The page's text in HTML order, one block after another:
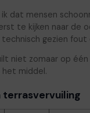
dat mensen
te kijken naar de
technisch gezien fout
niet zomaar op één
het middel.
terrasvervuiling